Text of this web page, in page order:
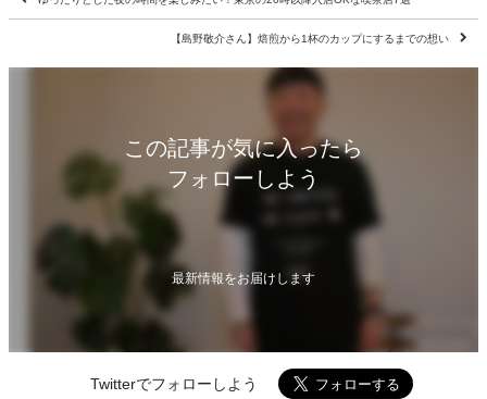
【島野敬介さん】焙煎から1杯のカップにするまでの想い
この記事が気に入ったら
フォローしよう
最新情報をお届けします
Twitterでフォローしよう